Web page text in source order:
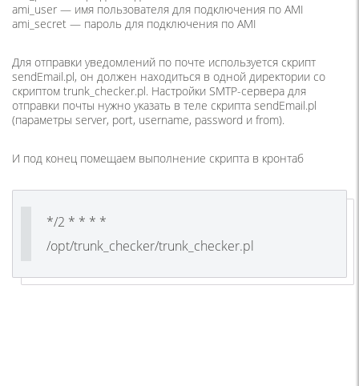
ami_user — имя пользователя для подключения по AMI
ami_secret — пароль для подключения по AMI
Для отправки уведомлений по почте используется скрипт
sendEmail.pl, он должен находиться в одной директории со
скриптом trunk_checker.pl. Настройки SMTP-сервера для
отправки почты нужно указать в теле скрипта sendEmail.pl
(параметры server, port, username, password и from).
И под конец помещаем выполнение скрипта в кронтаб
*/2 * * * *
/opt/trunk_checker/trunk_checker.pl